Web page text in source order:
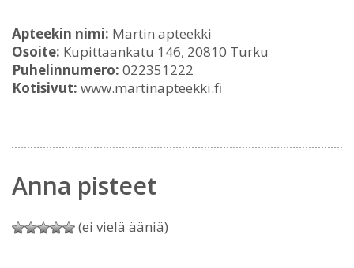
Apteekin nimi: Martin apteekki
Osoite: Kupittaankatu 146, 20810 Turku
Puhelinnumero: 022351222
Kotisivut: www.martinapteekki.fi
Anna pisteet
(ei vielä ääniä)